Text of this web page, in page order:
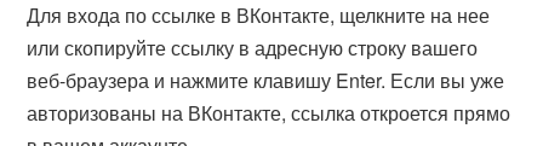
Для входа по ссылке в ВКонтакте, щелкните на нее
или скопируйте ссылку в адресную строку вашего
веб-браузера и нажмите клавишу Enter. Если вы уже
авторизованы на ВКонтакте, ссылка откроется прямо